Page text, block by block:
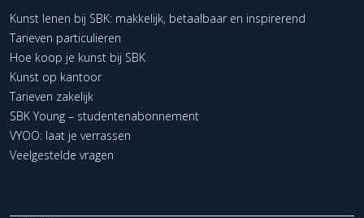
Kunst lenen bij SBK: makkelijk, betaalbaar en inspirerend
Tarieven particulieren
Hoe koop je kunst bij SBK
Kunst op kantoor
Tarieven zakelijk
SBK Young – studentenabonnement
VYOO: laat je verrassen
Veelgestelde vragen